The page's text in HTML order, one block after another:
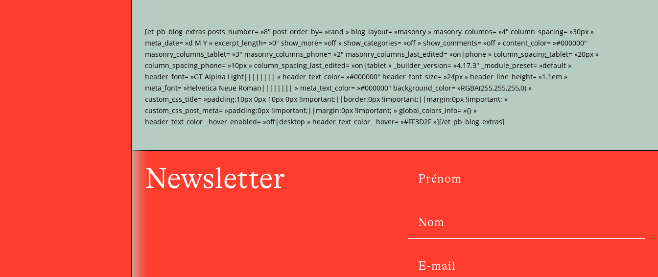
[et_pb_blog_extras posts_number= »8″ post_order_by= »rand » blog_layout= »masonry » masonry_columns= »4″ column_spacing= »30px »
meta_date= »d M Y » excerpt_length= »0″ show_more= »off » show_categories= »off » show_comments= »off » content_color= »#000000″
masonry_columns_tablet= »3″ masonry_columns_phone= »2″ masonry_columns_last_edited= »on|phone » column_spacing_tablet= »20px »
column_spacing_phone= »10px » column_spacing_last_edited= »on|tablet » _builder_version= »4.17.3″ _module_preset= »default »
header_font= »GT Alpina Light|||||||| » header_text_color= »#000000″ header_font_size= »24px » header_line_height= »1.1em »
meta_font= »Helvetica Neue Roman|||||||| » meta_text_color= »#000000″ background_color= »RGBA(255,255,255,0) »
custom_css_title= »padding:10px 0px 10px 0px !important;||border:0px !important;||margin:0px !important; »
custom_css_post_meta= »padding:0px !important;||margin:0px !important; » global_colors_info= »{} »
header_text_color__hover_enabled= »off|desktop » header_text_color__hover= »#FF3D2F »][/et_pb_blog_extras]
Newsletter